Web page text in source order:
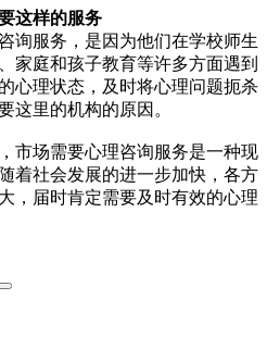
这样的服务
服务，是因为他们在学校师生
家庭和孩子教育等许多方面遇到
心理状态，及时将心理问题扼杀
这里的机构的原因。
场需要心理咨询服务是一种现
着社会发展的进一步加快，各方
，届时肯定需要及时有效的心理